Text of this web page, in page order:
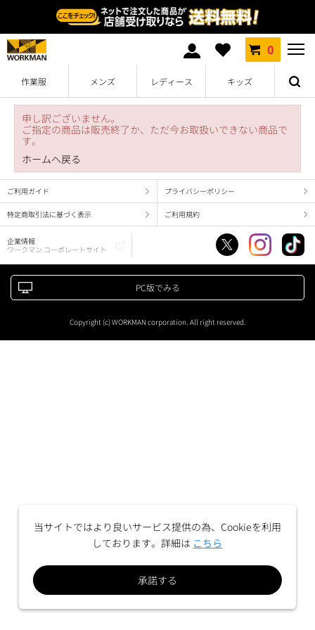
0
作業服 メンズ レディース キッズ
申し訳ございません。
ご指定の商品は販売終了か、ただ今お取扱いできない商品で
す。
ホームへ戻る
ご利用ガイド プライバシーポリシー
特定商取引法に基づく表示 ご利用規約
企業情報
ワークマン コーポレートサイト
PC版でみる
Copyright (c) WORKMAN corporation. All right reserved.
当サイトではより良いサービス提供の為、Cookieを利用
しております。詳細は こちら
承諾する